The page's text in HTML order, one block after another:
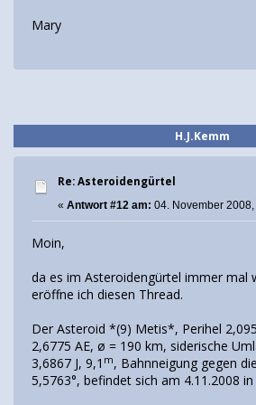
Mary
H.J.Kemm
Re: Asteroidengürtel
« Antwort #12 am: 04. November
Moin,
da es im Asteroidengürtel immer mal
eröffne ich diesen Thread.
Der Asteroid *(9) Metis*, Perihel
2,6775 AE, ø = 190 km, siderische
3,6867 J, 9,1 m, Bahnneigung gegen
5,5763°, befindet sich am 4.11.2008